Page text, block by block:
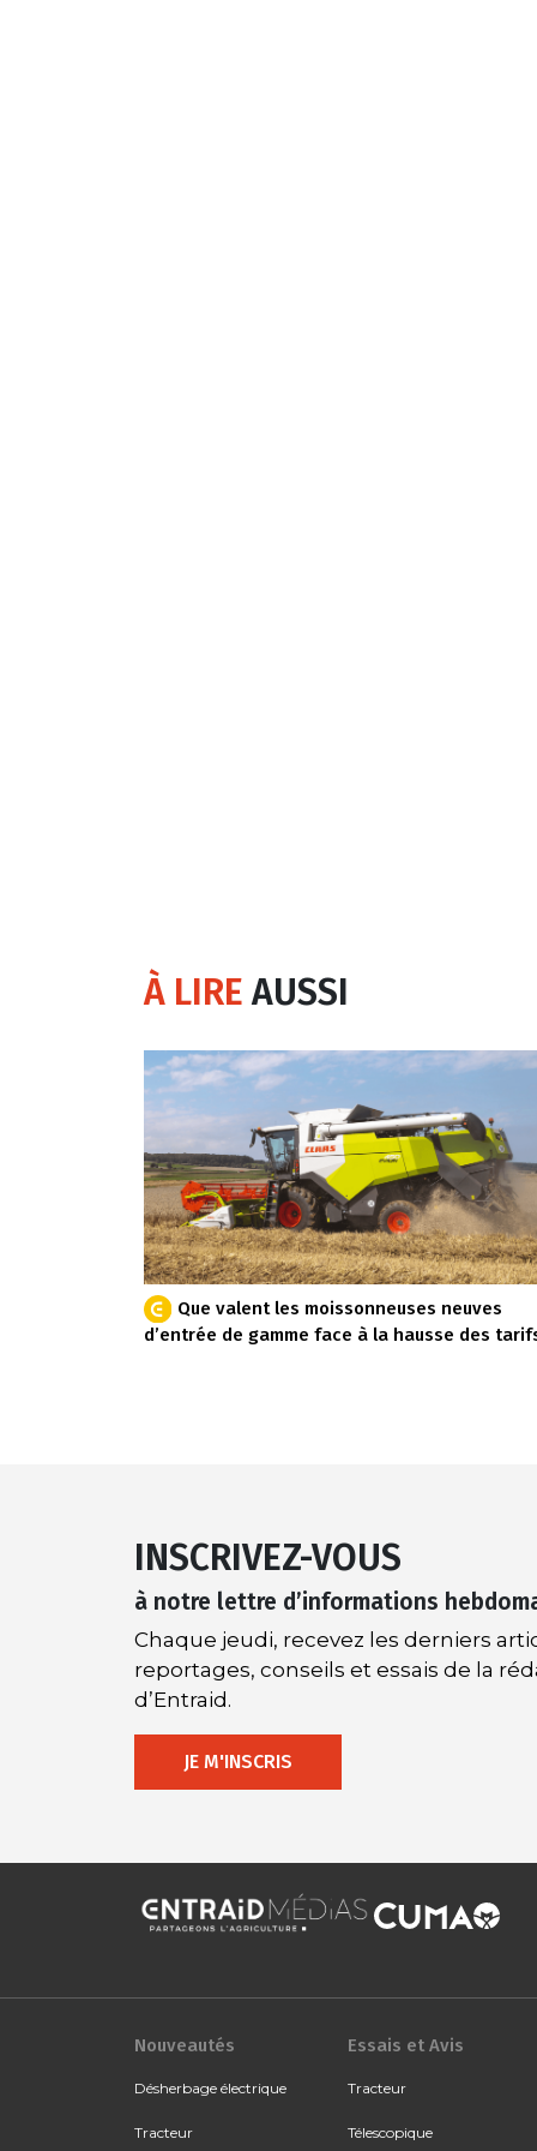
À LIREAUSSI
Que valent les moissonneuses neuves
d’entrée de gamme face à la hausse des
INSCRIVEZ-VOUS
à notre lettre d’informations
Chaque jeudi, recevez les derniers
reportages, conseils et essais de la
d’Entraid.
JE M'INSCRIS
Nouveautés
Désherbage électrique
Tracteur
Essais et Avis
Tracteur
Télescopique